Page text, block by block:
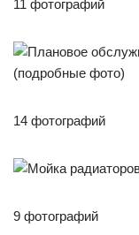
11 фотографий
14 фотографий
9 фотографий